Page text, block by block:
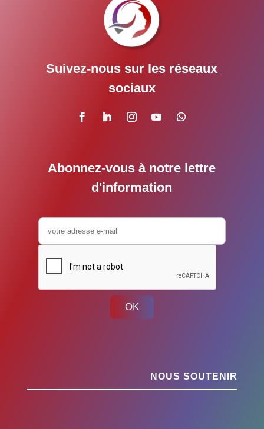
Suivez-nous sur les réseaux
sociaux
Abonnez-vous à notre lettre
d'information
OK
NOUS SOUTENIR